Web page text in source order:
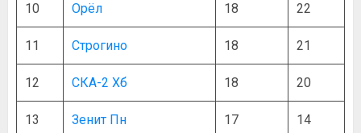
10 Орёл 18 22
11 Строгино 18 21
12 СКА-2 Хб 18 20
13 Зенит Пн 17 14